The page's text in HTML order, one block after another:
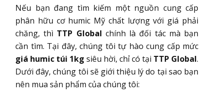
Nếu bạn đang tìm kiếm một nguồn cung cấp
phân hữu cơ humic Mỹ chất lượng với giá phải
chăng, thì TTP Global chính là đối tác mà bạn
cần tìm. Tại đây, chúng tôi tự hào cung cấp mức
giá humic túi 1kg siêu hời, chỉ có tại TTP Global.
Dưới đây, chúng tôi sẽ giới thiệu lý do tại sao bạn
nên mua sản phẩm của chúng tôi: